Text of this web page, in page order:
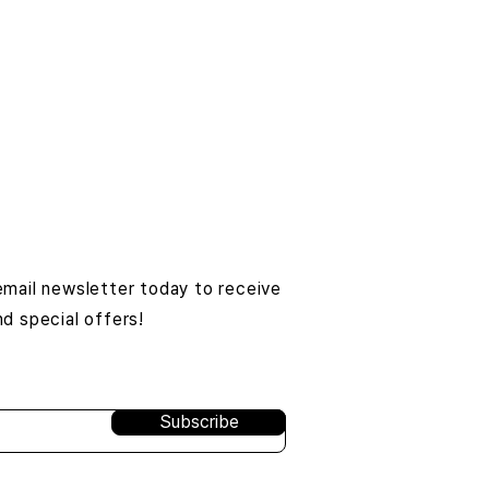
newsletter today to receive
special offers!
Subscribe